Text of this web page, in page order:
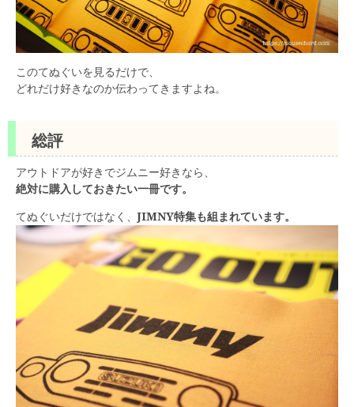
このてぬぐいを見るだけで、
どれだけ好きなのか伝わってきますよね。
総評
アウトドアが好きでジムニー好きなら、
絶対に購入しておきたい一冊です。
てぬぐいだけではなく、JIMNY特集も組まれています。